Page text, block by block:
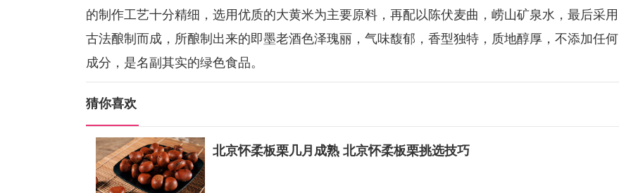
的制作工艺十分精细，选用优质的大黄米为主要原料，再配以陈伏麦曲，崂山矿泉水，最后采用
古法酿制而成，所酿制出来的即墨老酒色泽瑰丽，气味馥郁，香型独特，质地醇厚，不添加任何
成分，是名副其实的绿色食品。
猜你喜欢
北京怀柔板栗几月成熟 北京怀柔板栗挑选技巧